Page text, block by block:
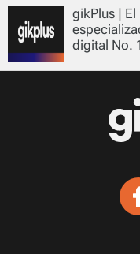
gikPlus |
digital No.